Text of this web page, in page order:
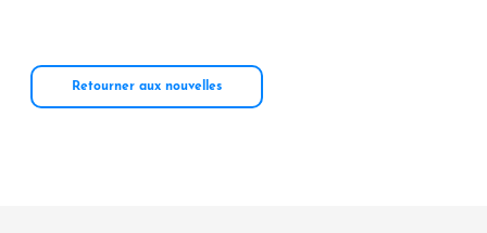
Retourner aux nouvelles